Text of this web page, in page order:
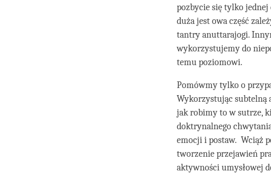
pozbycie się tylko
duża jest owa część
tantry anuttarajogi.
wykorzystujemy do
temu poziomowi.
Pomówmy tylko o
Wykorzystując subtelną
jak robimy to w sutrze,
doktrynalnego
emocji i postaw. Wciąż
tworzenie przejawień
aktywności umysłowej